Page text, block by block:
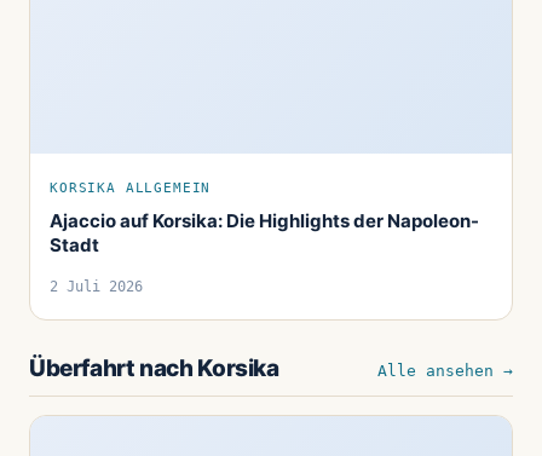
KORSIKA ALLGEMEIN
Ajaccio auf Korsika: Die Highlights der Napoleon-
Stadt
2 Juli 2026
Überfahrt nach Korsika Alle ansehen →